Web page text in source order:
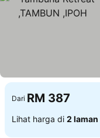
Dari RM 387
Lihat harga di 2 laman